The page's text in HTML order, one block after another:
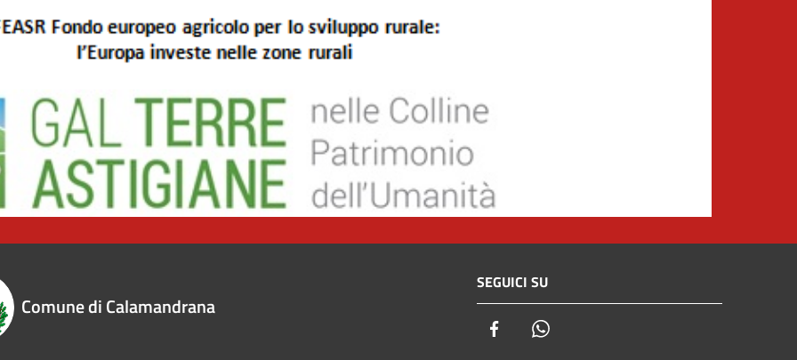
Comune di Calamandrana
SEGUICI SU
Facebook